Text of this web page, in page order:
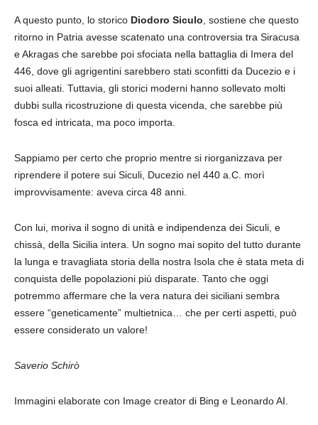
A questo punto, lo storico Diodoro Siculo , sostiene che questo
ritorno in Patria avesse scatenato una controversia tra Siracusa
e Akragas che sarebbe poi sfociata nella battaglia di Imera del
446, dove gli agrigentini sarebbero stati sconfitti da Ducezio e i
suoi alleati. Tuttavia, gli storici moderni hanno sollevato molti
dubbi sulla ricostruzione di questa vicenda, che sarebbe più
fosca ed intricata, ma poco importa.
Sappiamo per certo che proprio mentre si riorganizzava per
riprendere il potere sui Siculi, Ducezio nel 440 a.C. morì
improvvisamente: aveva circa 48 anni.
Con lui, moriva il sogno di unità e indipendenza dei Siculi, e
chissà, della Sicilia intera. Un sogno mai sopito del tutto durante
la lunga e travagliata storia della nostra Isola che è stata meta di
conquista delle popolazioni più disparate. Tanto che oggi
potremmo affermare che la vera natura dei siciliani sembra
essere “geneticamente” multietnica… che per certi aspetti, può
essere considerato un valore!
Saverio Schirò
Immagini elaborate con Image creator di Bing e Leonardo AI.